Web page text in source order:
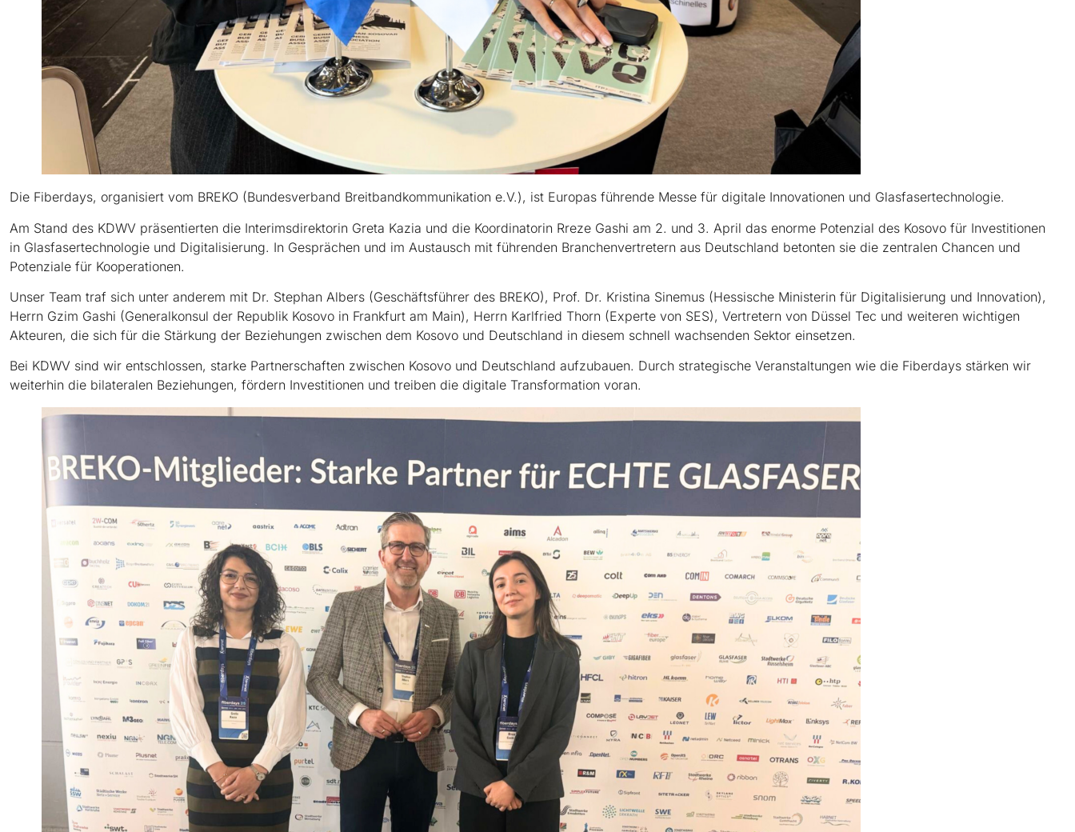
Die Fiberdays, organisiert vom BREKO (Bundesverband Breitbandkommunikation e.V.), ist Europas führende Messe für digitale Innovationen und Glasfasertechnologie.
Am Stand des KDWV präsentierten die Interimsdirektorin Greta Kazia und die Koordinatorin Rreze Gashi am 2. und 3. April das enorme Potenzial des Kosovo für Investitionen
in Glasfasertechnologie und Digitalisierung. In Gesprächen und im Austausch mit führenden Branchenvertretern aus Deutschland betonten sie die zentralen Chancen und
Potenziale für Kooperationen.
Unser Team traf sich unter anderem mit Dr. Stephan Albers (Geschäftsführer des BREKO), Prof. Dr. Kristina Sinemus (Hessische Ministerin für Digitalisierung und Innovation),
Herrn Gzim Gashi (Generalkonsul der Republik Kosovo in Frankfurt am Main), Herrn Karlfried Thorn (Experte von SES), Vertretern von Düssel Tec und weiteren wichtigen
Akteuren, die sich für die Stärkung der Beziehungen zwischen dem Kosovo und Deutschland in diesem schnell wachsenden Sektor einsetzen.
Bei KDWV sind wir entschlossen, starke Partnerschaften zwischen Kosovo und Deutschland aufzubauen. Durch strategische Veranstaltungen wie die Fiberdays stärken wir
weiterhin die bilateralen Beziehungen, fördern Investitionen und treiben die digitale Transformation voran.